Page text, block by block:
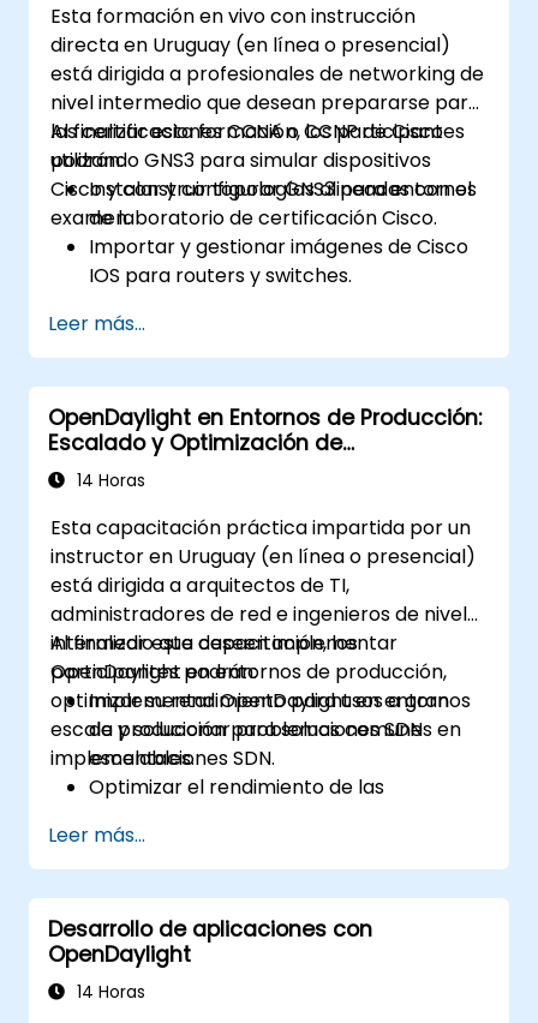
Esta formación en vivo con instrucción
directa en Uruguay (en línea o presencial)
está dirigida a profesionales de networking de
nivel intermedio que desean prepararse para
las certificaciones CCNA o CCNP de Cisco
utilizando GNS3 para simular dispositivos
Cisco y construir topologías alineadas con el
examen.
Al finalizar esta formación, los participantes
podrán:
Instalar y configurar GNS3 para entornos
de laboratorio de certificación Cisco.
Importar y gestionar imágenes de Cisco
IOS para routers y switches.
con los objetivos del examen CCNA y
CCNP.
Practicar escenarios reales de
enrutamiento, conmutación y solución de
problemas.
Leer más...
OpenDaylight en Entornos de Producción:
Escalado y Optimización de
Implementaciones SDN
14 Horas
Esta capacitación práctica impartida por un
instructor en Uruguay (en línea o presencial)
está dirigida a arquitectos de TI,
administradores de red e ingenieros de nivel
intermedio que deseen implementar
OpenDaylight en entornos de producción,
optimizar su rendimiento para usos a gran
escala y solucionar problemas comunes en
implementaciones SDN.
Al finalizar esta capacitación, los
participantes podrán:
Implementar OpenDaylight en entornos
de producción para soluciones SDN
escalables.
Optimizar el rendimiento de las
manejar altos volúmenes de tráfico.
Solucionar y resolver problemas
comunes en implementaciones SDN.
Monitorear y mantener entornos de
OpenDaylight para garantizar la
estabilidad a largo plazo.
Leer más...
Desarrollo de aplicaciones con
OpenDaylight
14 Horas